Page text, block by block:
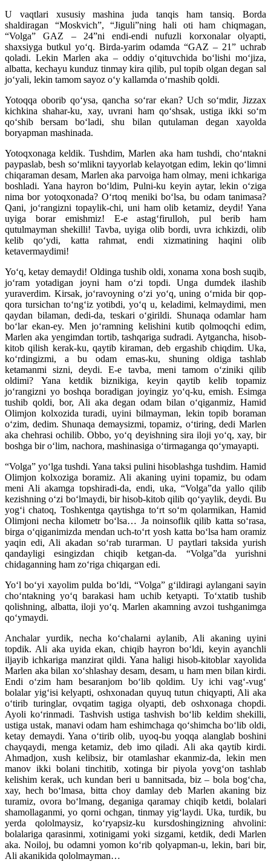
U vaqtlari xususiy mashina juda tanqis ham tansiq. Borda
shaldiragan “Moskvich”, “Jiguli”ning hali oti ham chiqmagan,
“Volga” GAZ – 24”ni endi-endi nufuzli korxonalar olyapti,
shaxsiyga butkul yo‘q. Birda-yarim odamda “GAZ – 21” uchrab
qoladi. Lekin Marlen aka – oddiy o‘qituvchida bo‘lishi mo‘jiza,
albatta, kechayu kunduz tinmay kira qilib, pul topib olgan degan sal
jo‘yali, lekin tamom sayoz o‘y kallamda o‘rnashib qoldi.
Yotoqqa oborib qo‘ysa, qancha so‘rar ekan? Uch so‘mdir, Jizzax
kichkina shahar-ku, xay, uvrani ham qo‘shsak, ustiga ikki so‘m
qo‘shib bersam bo‘ladi, shu bilan qutulaman degan xayolda
boryapman mashinada.
Yotoqxonaga keldik. Tushdim, Marlen aka ham tushdi, cho‘ntakni
paypaslab, besh so‘mlikni tayyorlab kelayotgan edim, lekin qo‘limni
chiqaraman desam, Marlen aka parvoiga ham olmay, meni ichkariga
boshladi. Yana hayron bo‘ldim, Pulni-ku keyin aytar, lekin o‘ziga
nima bor yotoqxonada? O‘rtoq meniki bo‘lsa, bu odam tanimasa?
Qani, jo‘rangizni topaylik-chi, uni ham olib ketamiz, deydi! Yana
uyiga borar emishmiz! E-e astag‘firulloh, pul berib ham
qutulmayman shekilli! Tavba, uyiga olib bordi, uvra ichkizdi, olib
kelib qo‘ydi, katta rahmat, endi xizmatining haqini olib
ketavermaydimi!
Yo‘q, ketay demaydi! Oldinga tushib oldi, xonama xona bosh suqib,
jo‘ram yotadigan joyni ham o‘zi topdi. Unga dumdek ilashib
yuraverdim. Kirsak, jo‘ravoyning o‘zi yo‘q, uning o‘rnida bir qop-
qora tursichan to‘ng‘iz yotibdi, yo‘q u, keladimi, kelmaydimi, men
qaydan bilaman, dedi-da, teskari o‘girildi. Shunaqa odamlar ham
bo‘lar ekan-ey. Men jo‘ramning kelishini kutib qolmoqchi edim,
Marlen aka yengimdan tortib, tashqariga sudradi. Aytgancha, hisob-
kitob qilish kerak-ku, qaytib kiraman, deb ergashib chiqdim. Uka,
ko‘rdingizmi, a bu odam emas-ku, shuning oldiga tashlab
ketamanmi sizni, deydi. E-e tavba, meni tamom o‘ziniki qilib
oldimi? Yana ketdik biznikiga, keyin qaytib kelib topamiz
jo‘rangizni yo boshqa boradigan joyingiz yo‘q-ku, emish. Esimga
tushib qoldi, bor, Ali aka degan odam bilan o‘qiganmiz, Hamid
Olimjon kolxozida turadi, uyini bilmayman, lekin topib boraman
o‘zim, dedim. Shunaqa demaysizmi, topamiz, o‘tiring, dedi Marlen
aka chehrasi ochilib. Obbo, yo‘q deyishning sira iloji yo‘q, xay, bir
boshga bir o‘lim, nachora, mashinasiga o‘tirmaganga qo‘ymayapti.
“Volga” yo‘lga tushdi. Yana taksi pulini hisoblashga tushdim. Hamid
Olimjon kolxoziga boramiz. Ali akaning uyini topamiz, bu odam
meni Ali akamga topshiradi-da, endi, uka, “Volga”da yallo qilib
kezishning o‘zi bo‘lmaydi, bir hisob-kitob qilib qo‘yaylik, deydi. Bu
yog‘i chatoq, Toshkentga qaytishga to‘rt so‘m qolarmikan, Hamid
Olimjoni necha kilometr bo‘lsa… Ja noinsoflik qilib katta so‘rasa,
birga o‘qiganimizda mendan uch-to‘rt yosh katta bo‘lsa ham oramiz
yaqin edi, Ali akadan so‘rab turarman. U paytlari taksida yurish
qandayligi esingizdan chiqib ketgan-da. “Volga”da yurishni
chidaganning ham zo‘riga chiqargan edi.
Yo‘l bo‘yi xayolim pulda bo‘ldi, “Volga” g‘ildiragi aylangani sayin
cho‘ntakning yo‘q barakasi ham uchib ketyapti. To‘xtatib tushib
qolishning, albatta, iloji yo‘q. Marlen akamning avzoi tushganimga
qo‘ymaydi.
Anchalar yurdik, necha ko‘chalarni aylanib, Ali akaning uyini
topdik. Ali aka uyida ekan, chiqib hayron bo‘ldi, keyin ayanchli
iljayib ichkariga manzirat qildi. Yana haligi hisob-kitoblar xayolida
Marlen aka bilan xo‘shlashay desam, desam, u ham men bilan kirdi.
Endi o‘zim ham besaranjom bo‘lib qoldim. Uy ichi vag‘-vug‘
bolalar yig‘isi kelyapti, oshxonadan quyuq tutun chiqyapti, Ali aka
o‘tirib turinglar, ovqatim tagiga olyapti, deb oshxonaga chopdi.
Ayoli ko‘rinmadi. Tashvish ustiga tashvish bo‘lib keldim shekilli,
ustiga ustak, manavi odam ham eshimchaga qo‘shimcha bo‘lib oldi,
ketay demaydi. Yana o‘tirib olib, uyoq-bu yoqqa alanglab boshini
chayqaydi, menga ketamiz, deb imo qiladi. Ali aka qaytib kirdi.
Ahmadjon, xush kelibsiz, bir otamlashar ekanmiz-da, lekin men
manov ikki bolani tinchitib, xotinga bir piyola yovg‘on tashlab
kelishim kerak, uch kundan beri u bannitsada, biz – bola bog‘cha,
xay, hech bo‘lmasa, bitta choy damlay deb Marlen akaning biz
turamiz, ovora bo‘lmang, deganiga qaramay chiqib ketdi, bolalari
shamollaganmi, yo qorni ochgan, tinmay yig‘laydi. Uka, turdik, bu
yerda qololmaysiz, ko‘ryapsiz-ku kursdoshingizning ahvolini:
bolalariga qarasinmi, xotinigami yoki sizgami, ketdik, dedi Marlen
aka. Noiloj, bu odamni yomon ko‘rib qolyapman-u, lekin, bari bir,
Ali akanikida qololmayman…